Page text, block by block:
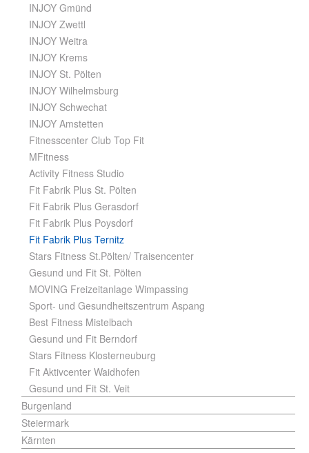
INJOY Gmünd
INJOY Zwettl
INJOY Weitra
INJOY Krems
INJOY St. Pölten
INJOY Wilhelmsburg
INJOY Schwechat
INJOY Amstetten
Fitnesscenter Club Top Fit
MFitness
Activity Fitness Studio
Fit Fabrik Plus St. Pölten
Fit Fabrik Plus Gerasdorf
Fit Fabrik Plus Poysdorf
Fit Fabrik Plus Ternitz
Stars Fitness St.Pölten/ Traisencenter
Gesund und Fit St. Pölten
MOVING Freizeitanlage Wimpassing
Sport- und Gesundheitszentrum Aspang
Best Fitness Mistelbach
Gesund und Fit Berndorf
Stars Fitness Klosterneuburg
Fit Aktivcenter Waidhofen
Gesund und Fit St. Veit
Burgenland
Steiermark
Kärnten